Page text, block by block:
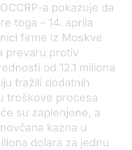
a pokazuje da
toga – 14. aprila
firme iz Moskve
prevaru protiv
od 12.1 miliona
tražili dodatnih
troškove procesa
su zaplenjene, a
kazna u
dolara za jednu